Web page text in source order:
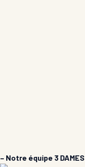
– Notre équipe 3 DAMES